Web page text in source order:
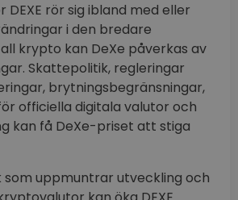
DEXE rör sig ibland med eller
i den bredare
krypto kan DeXe påverkas av
Skattepolitik, regleringar
brytningsbegränsningar,
officiella digitala valutor och
kan få DeXe-priset att stiga
som uppmuntrar utveckling och